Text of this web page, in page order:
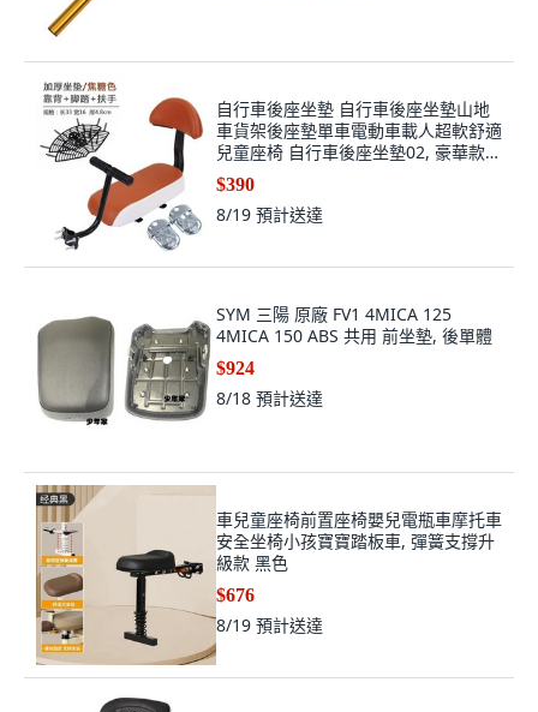
自行車後座坐墊 自行車後座坐墊山地
車貨架後座墊單車電動車載人超軟舒適
兒童座椅 自行車後座坐墊02, 豪華款棕
色,單獨坐墊+工具
$390
8/19 預計送達
SYM 三陽 原廠 FV1 4MICA 125
4MICA 150 ABS 共用 前坐墊, 後單體
$924
8/18 預計送達
車兒童座椅前置座椅嬰兒電瓶車摩托車
安全坐椅小孩寶寶踏板車, 彈簧支撐升
級款 黑色
$676
8/19 預計送達